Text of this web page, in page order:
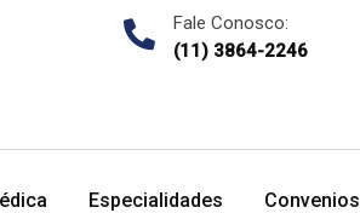
Fale Conosco:
(11) 3864-2246
Especialidades Convenios